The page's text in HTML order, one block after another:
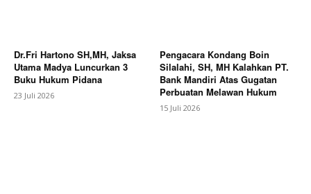
Dr.Fri Hartono SH,MH, Jaksa
Utama Madya Luncurkan 3
Buku Hukum Pidana
23 Juli 2026
Pengacara Kondang Boin
Silalahi, SH, MH Kalahkan PT.
Bank Mandiri Atas Gugatan
Perbuatan Melawan Hukum
15 Juli 2026